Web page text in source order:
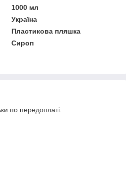
1000 мл
Україна
Пластикова пляшка
Сироп
по передоплаті.